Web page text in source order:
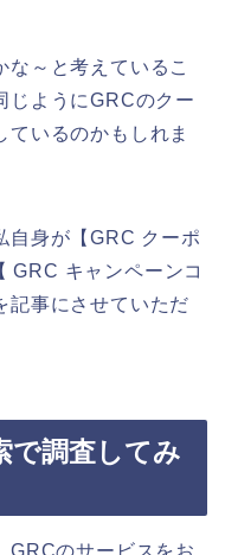
な～と考えているこ
じようにGRCのクー
ているのかもしれま
自身が【GRC クーポ
GRC キャンペーンコ
記事にさせていただ
で調査してみ
GRCのサービスをお